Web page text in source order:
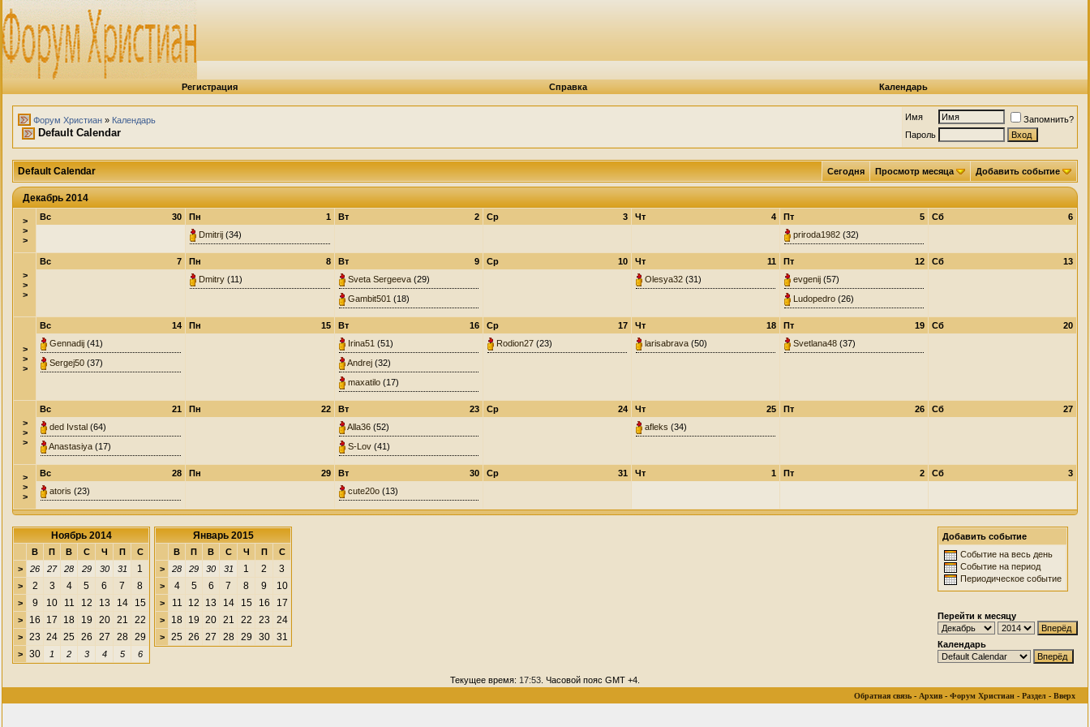
Регистрация Справка Календарь
Форум Христиан » Календарь
Default Calendar
Имя
Запомнить?
Пароль
Default Calendar Сегодня Просмотр месяца Добавить событие
Декабрь 2014
>
>
>
30
Вс 1
Пн
Dmitrij (34)
2
Вт 3
Ср 4
Чт 5
Пт
priroda1982 (32)
6
Сб
>
>
>
7
Вс 8
Пн
Dmitry (11)
9
Вт
Sveta Sergeeva (29)
Gambit501 (18)
10
Ср 11
Чт
Olesya32 (31)
12
Пт
evgenij (57)
Ludopedro (26)
13
Сб
>
>
>
14
Вс
Gennadij (41)
Sergej50 (37)
15
Пн 16
Вт
Irina51 (51)
Andrej (32)
maxatilo (17)
17
Ср
Rodion27 (23)
18
Чт
larisabrava (50)
19
Пт
Svetlana48 (37)
20
Сб
>
>
>
21
Вс
ded Ivstal (64)
Anastasiya (17)
22
Пн 23
Вт
Alla36 (52)
S-Lov (41)
24
Ср 25
Чт
afleks (34)
26
Пт 27
Сб
>
>
>
28
Вс
atoris (23)
29
Пн 30
Вт
cute20o (13)
31
Ср 1
Чт 2
Пт 3
Сб
Ноябрь 2014
В П В С Ч П
С
>
26 27 28 29 30 31 1
> 2 3 4 5 6 7 8
> 9 10 11 12 13 14 15
> 16 17 18 19 20 21 22
> 23 24 25 26 27 28 29
> 30 1 2 3 4 5 6
Январь 2015
В П В С Ч П
С
>
28 29 30 31 1 2 3
> 4 5 6 7 8 9 10
> 11 12 13 14 15 16 17
> 18 19 20 21 22 23 24
> 25 26 27 28 29 30 31
Добавить событие
Событие на весь день
Событие на период
Периодическое событие
Перейти к месяцу
Календарь
Текущее время: 17:53 . Часовой пояс GMT +4.
Обратная связь - Архив - Форум Христиан - Раздел - Вверх